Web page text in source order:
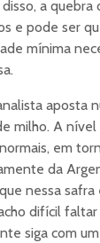
a quebra
e pode ser
mínima
aposta
milho. A nível
em
da
nessa safra
difícil
siga com